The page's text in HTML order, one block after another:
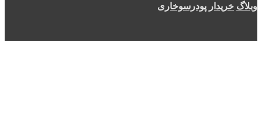
وبلاگ خریدار پودرسوخاری